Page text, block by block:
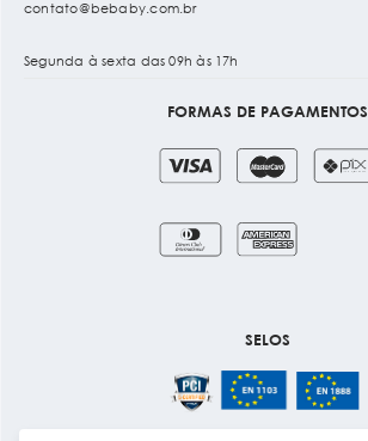
contato@bebaby.com.br
Segunda à sexta das 09h às 17h
FORMAS DE PAGAMENTOS
SELOS